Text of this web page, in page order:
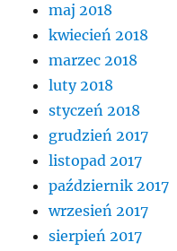
maj 2018
kwiecień 2018
marzec 2018
luty 2018
styczeń 2018
grudzień 2017
listopad 2017
październik 2017
wrzesień 2017
sierpień 2017